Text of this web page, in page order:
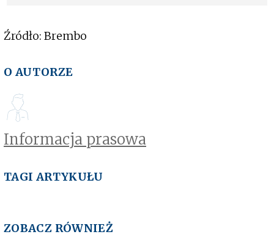
Źródło: Brembo
O AUTORZE
Informacja prasowa
TAGI ARTYKUŁU
ZOBACZ RÓWNIEŻ